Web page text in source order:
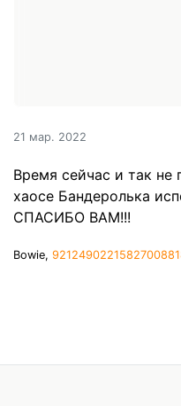
21 мар. 2022
Время сейчас и так
хаосе Бандеролька
СПАСИБО ВАМ!!!
Bowie,